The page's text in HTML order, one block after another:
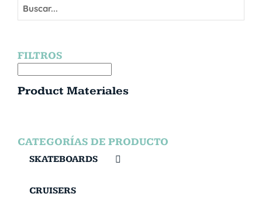
FILTROS
Product Materiales
CATEGORÍAS DE PRODUCTO
SKATEBOARDS
CRUISERS